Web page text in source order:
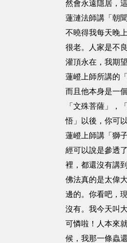
然會永遠隱居，
蓮漣法師講「朝
不曉得我每天晚
很老。人家是不
灌頂永在，我期
蓮嶝上師所講的
而且他本身是一
「文殊菩薩」，
悟」以後，你可
蓮嶝上師講「獅
經可以說是參透
裡，都還沒有講
佛法真的是太偉
邊的。你看吧，
沒有。我今天叫
可憐啦！人本來
候，我那一條蟲